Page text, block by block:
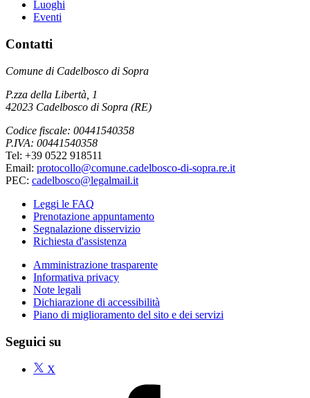
Luoghi
Eventi
Contatti
Comune di Cadelbosco di Sopra
P.zza della Libertà, 1
42023 Cadelbosco di Sopra (RE)
Codice fiscale: 00441540358
P.IVA: 00441540358
Tel: +39 0522 918511
Email: protocollo@comune.cadelbosco-di-sopra.re.it
PEC: cadelbosco@legalmail.it
Leggi le FAQ
Prenotazione appuntamento
Segnalazione disservizio
Richiesta d'assistenza
Amministrazione trasparente
Informativa privacy
Note legali
Dichiarazione di accessibilità
Piano di miglioramento del sito e dei servizi
Seguici su
X